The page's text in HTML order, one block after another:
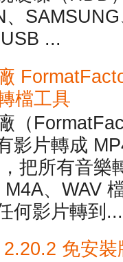
、
...
檔工具
（
影片轉成
把所有音樂
、WAV
何影片轉到...
免安